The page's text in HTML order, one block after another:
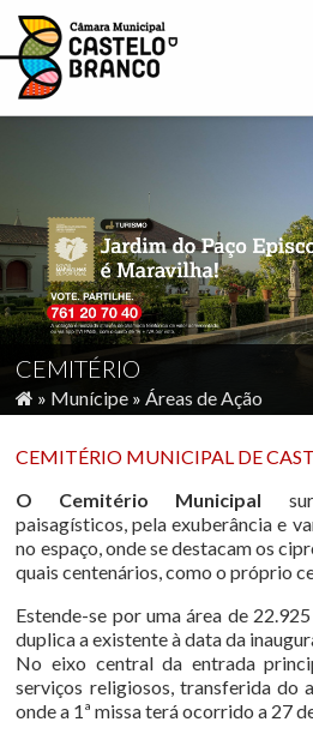
CEMITÉRIO
» Munícipe » Áreas de Ação
CEMITÉRIO MUNICIPAL DE
O Cemitério Municipal
paisagísticos, pela exuberância e
no espaço, onde se destacam os
quais centenários, como o próprio
Estende-se por uma área de
duplica a existente à data da
No eixo central da entrada
serviços religiosos, transferida do
onde a 1ª missa terá ocorrido a 27